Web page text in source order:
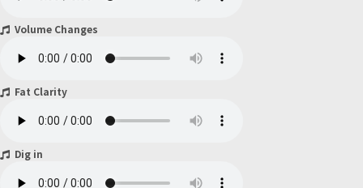
Volume Changes
Fat Clarity
Dig in